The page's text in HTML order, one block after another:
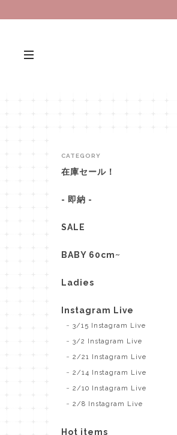
CATEGORY
在庫セール！
- 即納 -
SALE
BABY 60cm~
Ladies
Instagram Live
3/15 Instagram Live
3/2 Instagram Live
2/21 Instagram Live
2/14 Instagram Live
2/10 Instagram Live
2/8 Instagram Live
Hot items